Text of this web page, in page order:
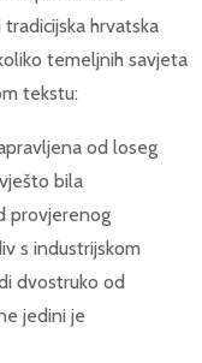
hrvatska
temeljnih savjeta
tekstu:
od loseg
bila
provjerenog
s industrijskom
dvostruko od
jedini je